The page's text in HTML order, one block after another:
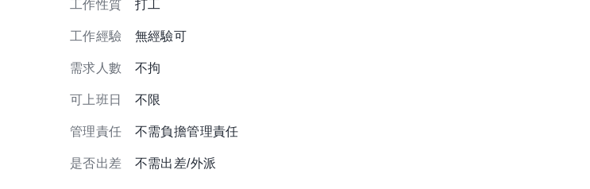
工作性質 打工
工作經驗 無經驗可
需求人數 不拘
可上班日 不限
管理責任 不需負擔管理責任
是否出差 不需出差/外派